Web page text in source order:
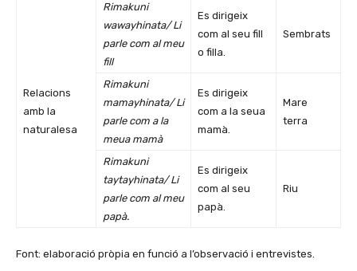
Relacions
amb la
naturalesa
Rimakuni
wawayhinata/Li
parle com al meu
fill
Es dirigeix
com al seu fill
o filla.
Sembrats
Rimakuni
mamayhinata/Li
parle com a la
meua mamà
Es dirigeix
com a la seua
mamà.
Mare
terra
Rimakuni
taytayhinata/Li
parle com al meu
papà.
Es dirigeix
com al seu
papà.
Riu
Font: elaboració pròpia en funció a l’observació i entrevistes.